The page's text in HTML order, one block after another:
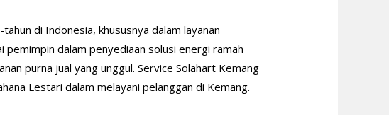
di Indonesia, khususnya dalam layanan
pemimpin dalam penyediaan solusi energi ramah
purna jual yang unggul. Service Solahart Kemang
Lestari dalam melayani pelanggan di Kemang.